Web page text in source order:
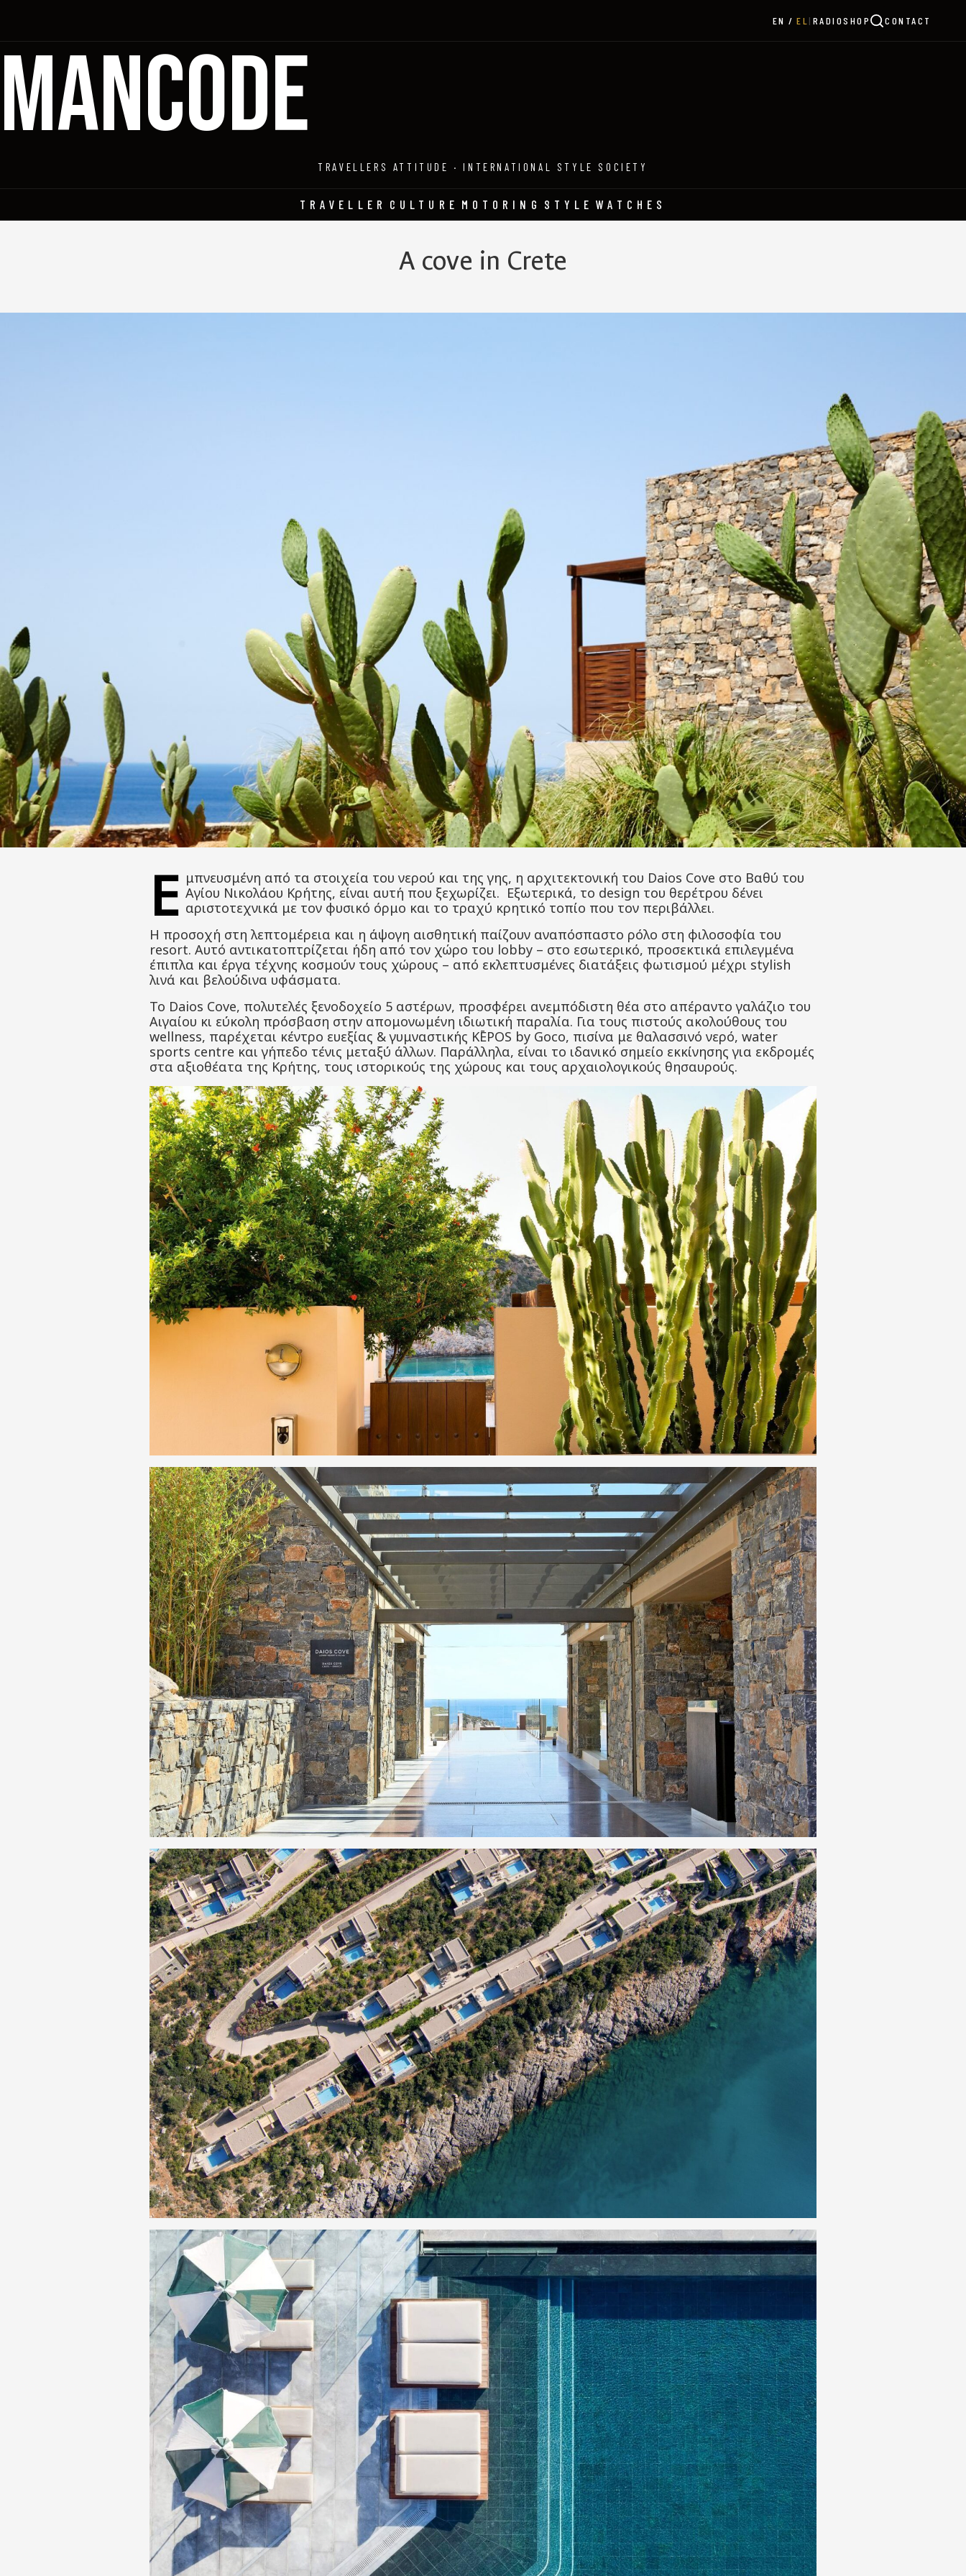
EN EL | RADIOSHOP CONTACT
MANCODE
TRAVELLERS ATTITUDE · INTERNATIONAL STYLE SOCIETY
TRAVELLER CULTURE MOTORING STYLE WATCHES
A cove in Crete
Ε μπνευσμένη από τα στοιχεία του νερού και της γης, η αρχιτεκτονική του Daios Cove στο Βαθύ του
Αγίου Νικολάου Κρήτης, είναι αυτή που ξεχωρίζει. Εξωτερικά, το design του θερέτρου δένει
αριστοτεχνικά με τον φυσικό όρμο και το τραχύ κρητικό τοπίο που τον περιβάλλει.
Η προσοχή στη λεπτομέρεια και η άψογη αισθητική παίζουν αναπόσπαστο ρόλο στη φιλοσοφία του
resort. Αυτό αντικατοπτρίζεται ήδη από τον χώρο του lobby – στο εσωτερικό, προσεκτικά επιλεγμένα
έπιπλα και έργα τέχνης κοσμούν τους χώρους – από εκλεπτυσμένες διατάξεις φωτισμού μέχρι stylish
λινά και βελούδινα υφάσματα.
Το Daios Cove, πολυτελές ξενοδοχείο 5 αστέρων, προσφέρει ανεμπόδιστη θέα στο απέραντο γαλάζιο του
Αιγαίου κι εύκολη πρόσβαση στην απομονωμένη ιδιωτική παραλία. Για τους πιστούς ακολούθους του
wellness, παρέχεται κέντρο ευεξίας & γυμναστικής KĒPOS by Goco, πισίνα με θαλασσινό νερό, water
sports centre και γήπεδο τένις μεταξύ άλλων. Παράλληλα, είναι το ιδανικό σημείο εκκίνησης για εκδρομές
στα αξιοθέατα της Κρήτης, τους ιστορικούς της χώρους και τους αρχαιολογικούς θησαυρούς.